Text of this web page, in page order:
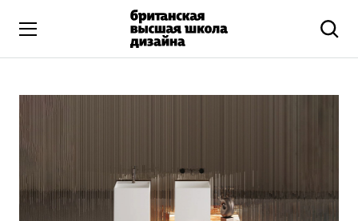
Искусство и дизайн
Бизнес и маркетинг
Все программы